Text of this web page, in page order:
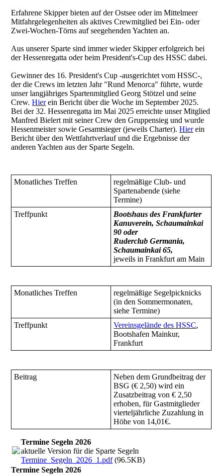
Erfahrene Skipper bieten auf der Ostsee oder im Mittelmeer
Mitfahrgelegenheiten als aktives Crewmitglied bei Ein- oder
Zwei-Wochen-Törns auf seegehenden Yachten an.
Aus unserer Sparte sind immer wieder Skipper erfolgreich bei
der Hessenregatta oder beim President's-Cup des HSSC dabei.
Gewinner des 16. President's Cup -ausgerichtet vom HSSC-,
der die Crews im letzten Jahr "Rund Menorca" führte, wurde
unser langjähriges Spartenmitglied Georg Stötzel und seine
Crew.Hierein Bericht über die Woche im September 2025.
Bei der 32. Hessenregatta im Mai 2025 erreichte unser Mitglied
Manfred Bielert mit seiner Crew den Gruppensieg und wurde
Hessenmeister sowie Gesamtsieger (jeweils Charter).Hierein
Bericht über den Wettfahrtverlauf und die Ergebnisse der
anderen Yachten aus der Sparte Segeln.
Monatliches Treffen
regelmäßige Club- und
Spartenabende (siehe
Termine)
Treffpunkt
Bootshaus des Frankfurter
Kanuverein, Schaumainkai
90 oder
Ruderclub Germania,
Schaumainkai 65,
jeweils in Frankfurt am Main
Monatliches Treffen
regelmäßige Segelpicknicks
(in den Sommermonaten,
siehe Termine)
Treffpunkt
Vereinsgelände des HSSC,
Bootshafen Mainkur,
Frankfurt
Beitrag
Neben dem Grundbeitrag der
BSG (€ 2,50) wird ein
Zusatzbeitrag von € 2,50
erhoben, für Gastmitglieder
vierteljährliche Zuzahlung in
Höhe von 14,01€.
Termine Segeln 2026
aktuelle Version für die Sparte Segeln
Termine_Segeln_2026_1.pdf(96.5KB)
Termine Segeln 2026